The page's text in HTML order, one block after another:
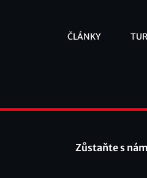
ČLÁNKY
Zůstaňte s